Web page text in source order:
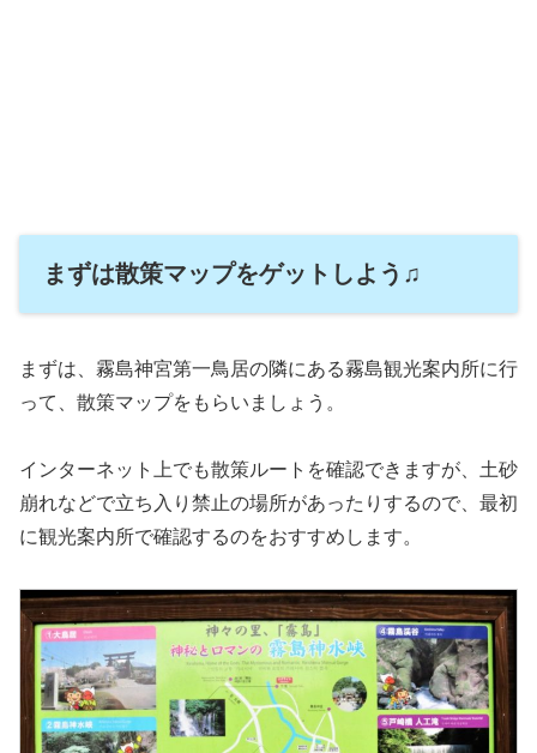
まずは散策マップをゲットしよう♫
まずは、霧島神宮第一鳥居の隣にある霧島観光案内所に行
って、散策マップをもらいましょう。
インターネット上でも散策ルートを確認できますが、土砂
崩れなどで立ち入り禁止の場所があったりするので、最初
に観光案内所で確認するのをおすすめします。